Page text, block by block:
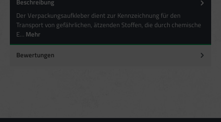
Beschreibung
Der Verpackungsaufkleber dient zur Kennzeichnung für den
Transport von gefährlichen, ätzenden Stoffen, die durch chemische
E… Mehr
Bewertungen